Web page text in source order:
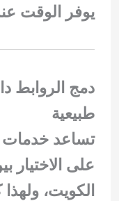
يوفر الوقت
دمج الروابط
طبيعية
تساعد خدمات
على
الكويت،